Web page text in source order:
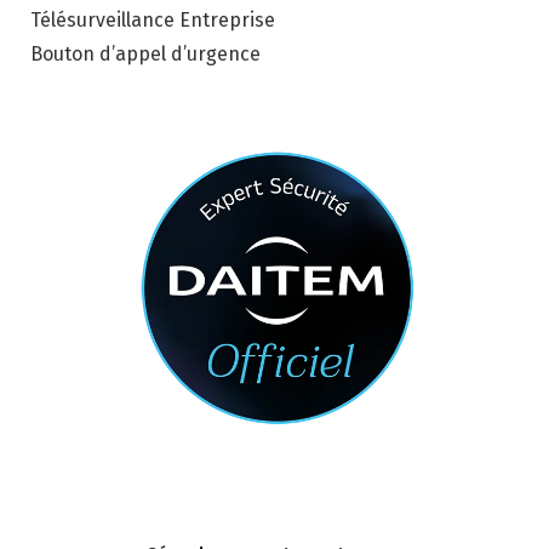
Télésurveillance Entreprise
Bouton d’appel d’urgence